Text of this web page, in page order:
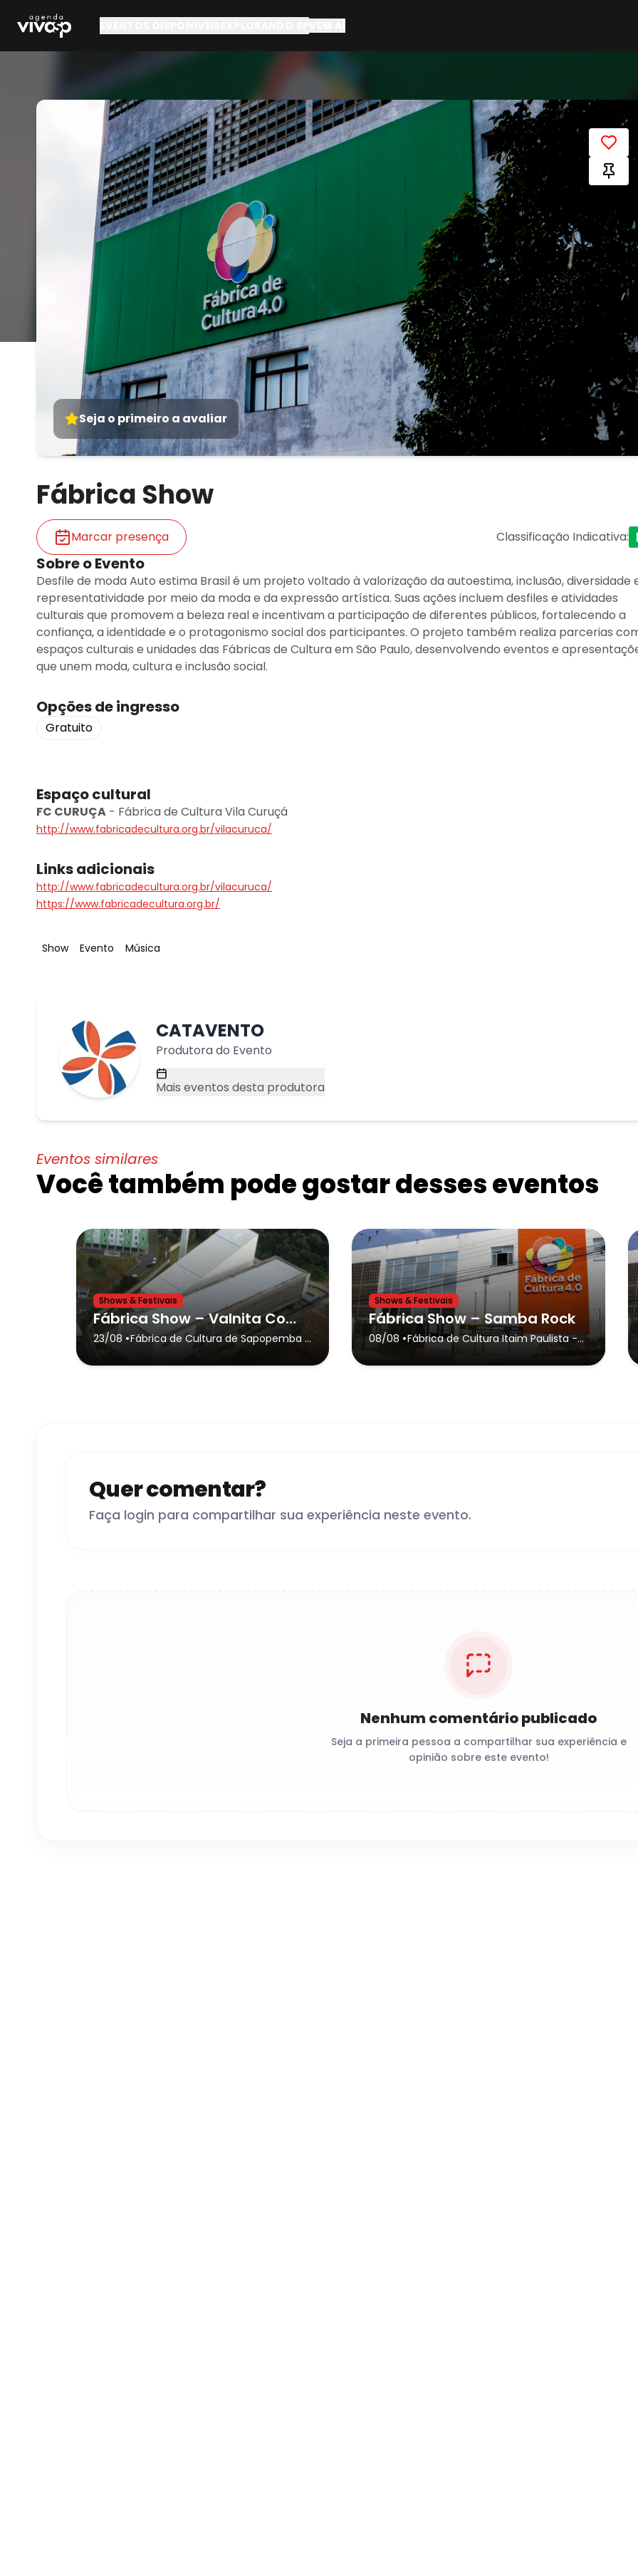
Seja o primeiro a avaliar
Fábrica Show
Marcar presença Classificação Indicativa:
Sobre o Evento
Desfile de moda Auto estima Brasil é um projeto voltado à valorização da autoestima, inclusão, diversidade
representatividade por meio da moda e da expressão artística. Suas ações incluem desfiles e atividades
culturais que promovem a beleza real e incentivam a participação de diferentes públicos, fortalecendo a
confiança, a identidade e o protagonismo social dos participantes. O projeto também realiza parcerias
espaços culturais e unidades das Fábricas de Cultura em São Paulo, desenvolvendo eventos e
que unem moda, cultura e inclusão social.
Opções de ingresso
Gratuito
Espaço cultural
FC CURUÇA - Fábrica de Cultura Vila Curuçá
http://www.fabricadecultura.org.br/vilacuruca/
Links adicionais
http://www.fabricadecultura.org.br/vilacuruca/
https://www.fabricadecultura.org.br/
Tag:
Show Tag:
Evento Tag:
Música
CATAVENTO
Produtora do Evento
Mais eventos desta produtora
Eventos similares
Você também pode gostar desses eventos
Shows & Festivais
Fábrica Show – Valnita Convida
23/08 •Fábrica de Cultura de Sapopemba -
Shows & Festivais
Fábrica Show – Samba Rock
08/08 •Fábrica de Cultura Itaim Paulista-
Quer comentar?
Faça login para compartilhar sua experiência neste evento.
Nenhum comentário publicado
Seja a primeira pessoa a compartilhar sua experiência e
opinião sobre este evento!